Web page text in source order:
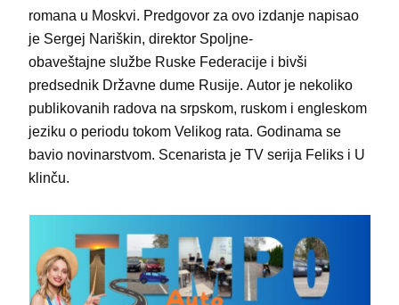
romana u Moskvi. Predgovor za ovo izdanje napisao
je Sergej Nariškin, direktor Spoljne-
obaveštajne službe Ruske Federacije i bivši
predsednik Državne dume Rusije. Autor je nekoliko
publikovanih radova na srpskom, ruskom i engleskom
jeziku o periodu tokom Velikog rata. Godinama se
bavio novinarstvom. Scenarista je TV serija Feliks i U
klinču.